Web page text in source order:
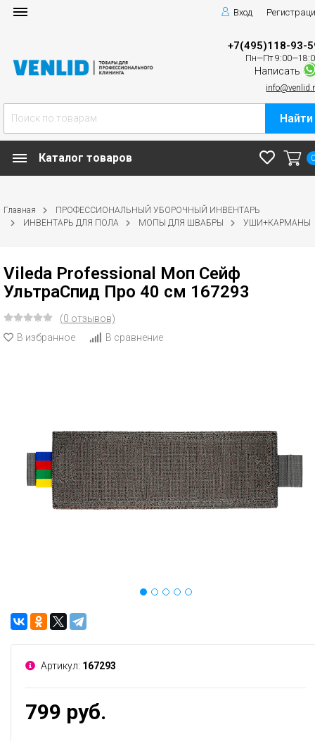
Вход
+7(495)118-93-
Пн—Пт
Написать
Найти
Каталог товаров
Главная
ПРОФЕССИОНАЛЬНЫЙ УБОРОЧНЫЙ ИНВЕНТАРЬ
ИНВЕНТАРЬ ДЛЯ ПОЛА
МОПЫ ДЛЯ ШВАБРЫ УШИ+КАРМАНЫ
Vileda Professional Моп Сейф
УльтраСпид Про 40 см 167293
(0 отзывов)
В избранное
В сравнение
Артикул: 167293
799 руб.